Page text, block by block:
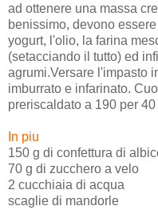
ad ottenere una massa
benissimo, devono
yogurt, l'olio, la farina
(setacciando il tutto) ed
agrumi.Versare l'impasto
imburrato e infarinato.
preriscaldato a 190 per 40
In piu
150 g di confettura di
70 g di zucchero a velo
2 cucchiaia di acqua
scaglie di mandorle